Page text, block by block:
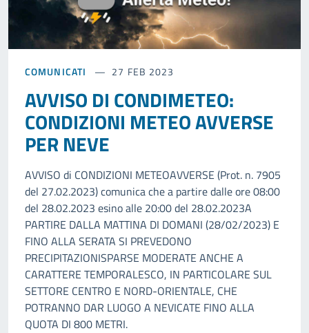
COMUNICATI 27 FEB 2023
AVVISO DI CONDIMETEO:
CONDIZIONI METEO AVVERSE
PER NEVE
AVVISO di CONDIZIONI METEOAVVERSE (Prot. n. 7905
del 27.02.2023) comunica che a partire dalle ore 08:00
del 28.02.2023 esino alle 20:00 del 28.02.2023A
PARTIRE DALLA MATTINA DI DOMANI (28/02/2023) E
FINO ALLA SERATA SI PREVEDONO
PRECIPITAZIONISPARSE MODERATE ANCHE A
CARATTERE TEMPORALESCO, IN PARTICOLARE SUL
SETTORE CENTRO E NORD-ORIENTALE, CHE
POTRANNO DAR LUOGO A NEVICATE FINO ALLA
QUOTA DI 800 METRI.